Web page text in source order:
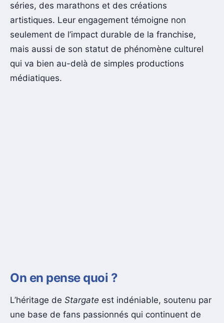
séries, des marathons et des créations
artistiques. Leur engagement témoigne non
seulement de l’impact durable de la franchise,
mais aussi de son statut de phénomène culturel
qui va bien au-delà de simples productions
médiatiques.
On en pense quoi ?
L’héritage de Stargate est indéniable, soutenu par
une base de fans passionnés qui continuent de